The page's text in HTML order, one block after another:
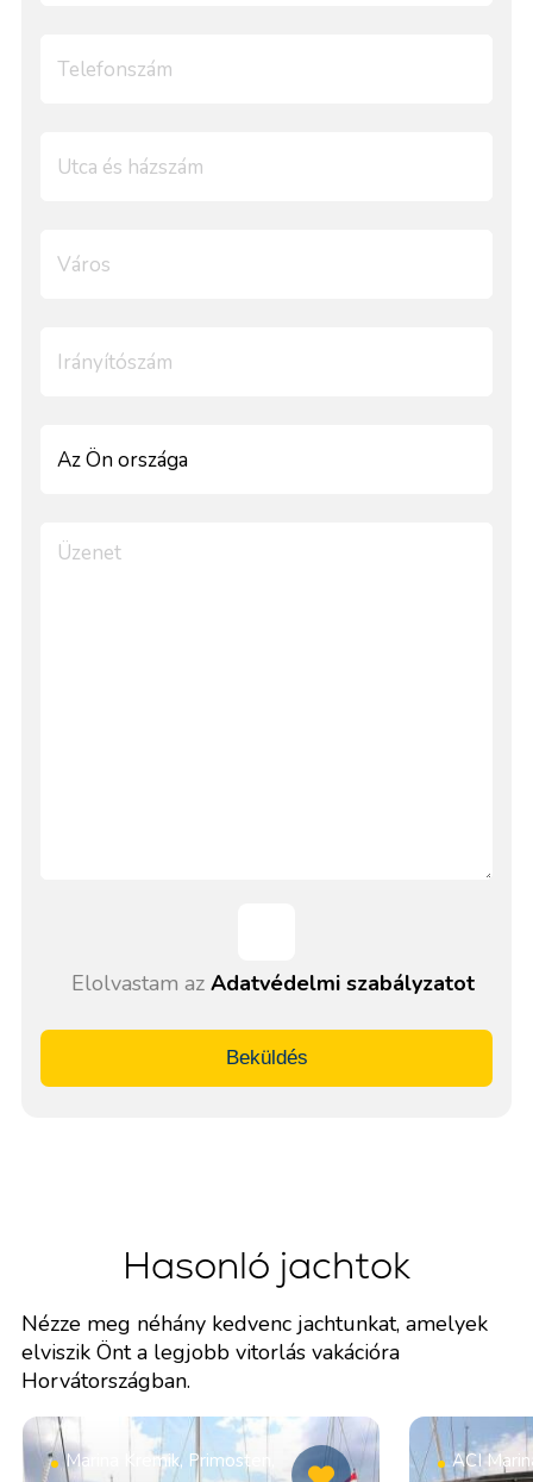
Elolvastam az Adatvédelmi szabályzatot
Beküldés
Hasonló jachtok
Nézze meg néhány kedvenc jachtunkat, amelyek
elviszik Önt a legjobb vitorlás vakációra
Horvátországban.
Marina Kremik, Primosten,
ACI